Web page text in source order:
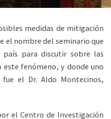
medidas de mitigación
el nombre del seminario que
para discutir sobre las
este fenómeno, y donde uno
el Dr. Aldo Montecinos,
el Centro de Investigación